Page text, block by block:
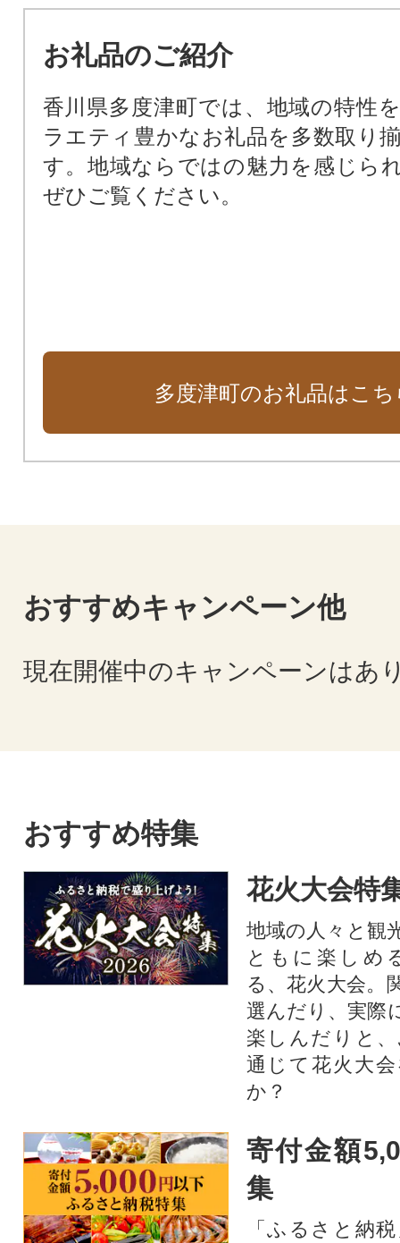
お礼品のご紹介
香川県多度津町では、地域の特性
ラエティ豊かなお礼品を多数取り
す。地域ならではの魅力を感じら
ぜひご覧ください。
多度津町のお礼品はこち
おすすめキャンペーン他
現在開催中のキャンペーンはあ
おすすめ特集
花火大会特
地域の人々と観
ともに楽しめ
る、花火大会。
選んだり、実際
楽しんだりと
通じて花火大
か？​
寄付金額
集
「ふるさと納